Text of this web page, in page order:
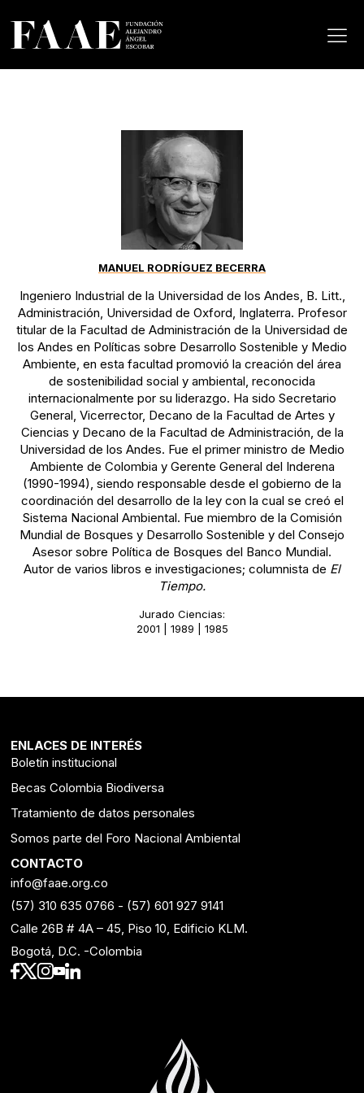
MANUEL RODRÍGUEZ BECERRA
Ingeniero Industrial de la Universidad de los Andes, B. Litt.,
Administración, Universidad de Oxford, Inglaterra. Profesor
titular de la Facultad de Administración de la Universidad de
los Andes en Políticas sobre Desarrollo Sostenible y Medio
Ambiente, en esta facultad promovió la creación del área
de sostenibilidad social y ambiental, reconocida
internacionalmente por su liderazgo. Ha sido Secretario
General, Vicerrector, Decano de la Facultad de Artes y
Ciencias y Decano de la Facultad de Administración, de la
Universidad de los Andes. Fue el primer ministro de Medio
Ambiente de Colombia y Gerente General del Inderena
(1990-1994), siendo responsable desde el gobierno de la
coordinación del desarrollo de la ley con la cual se creó el
Sistema Nacional Ambiental. Fue miembro de la Comisión
Mundial de Bosques y Desarrollo Sostenible y del Consejo
Asesor sobre Política de Bosques del Banco Mundial.
Autor de varios libros e investigaciones; columnista de El
Tiempo.
Jurado Ciencias:
2001 | 1989 | 1985
ENLACES DE INTERÉS
Boletín institucional
Becas Colombia Biodiversa
Tratamiento de datos personales
Somos parte del Foro Nacional Ambiental
CONTACTO
info@faae.org.co
(57) 310 635 0766 - (57) 601 927 9141
Calle 26B # 4A – 45, Piso 10, Edificio KLM.
Bogotá, D.C. -Colombia